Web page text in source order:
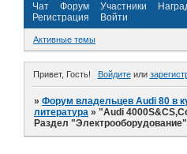
Чат Форум Участники
Регистрация
Войти
Активные темы
Привет, Гость! Войдитеили
»Форум владельцев Audi 80 в
литература »"Audi
Раздел "Электрооборудование"